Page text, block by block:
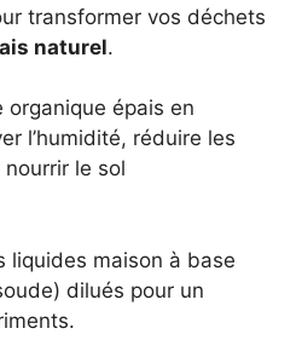
transformer vos déchets
naturel.
organique épais en
l’humidité, réduire les
le sol
liquides maison à base
dilués pour un